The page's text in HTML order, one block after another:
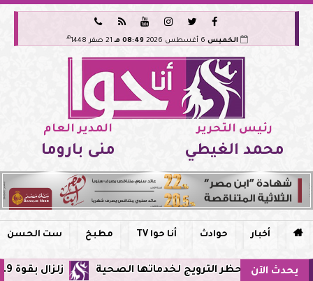






الخميس 08:49 مـ 21 صفر 1448 هـ
رئيس التحرير
محمد الغيطي
المدير العام
منى باروما
 أخبار حوادث أنا حوا TV مطبخ ست الحسن
يحدث الآن زلزال بقوة 5.9 ريختر يشعر به سكان القاهرة وعدة محافظات.. مركزه شرق البحر المتوسط الترويج لخدماتها الصحية